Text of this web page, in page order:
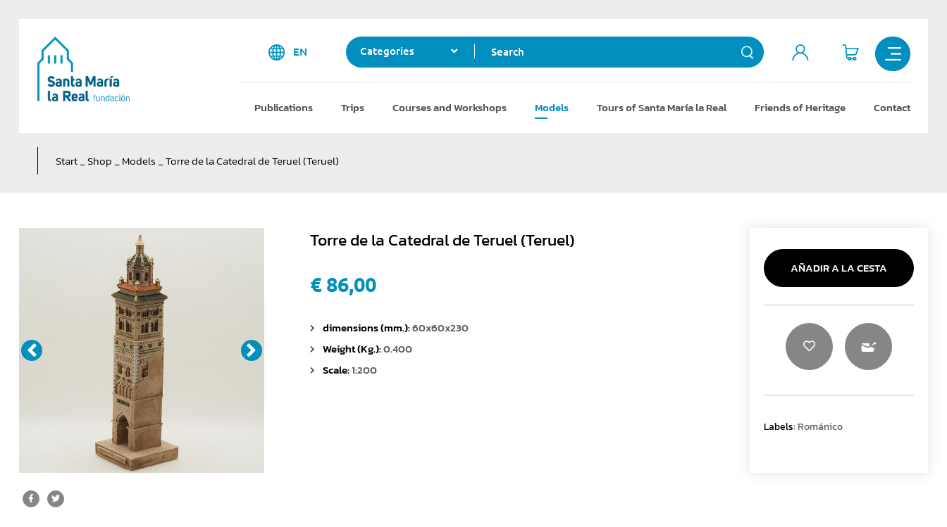
EN Categories Search
Publications Trips Courses and Workshops Models Tours of Santa María la Real Friends of Heritage Contact
Start_Shop_Models_Torre de la Catedral de Teruel (Teruel)
Torre de la Catedral de Teruel (Teruel)
€ 86,00
dimensions (mm.):60x60x230
Weight (Kg.):0.400
Scale:1:200
AÑADIR A LA CESTA
Labels: Románico